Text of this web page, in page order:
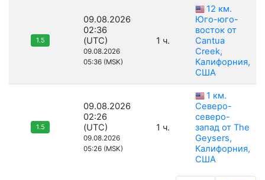
1.5
09.08.2026
02:36
(UTC)
09.08.2026
05:36 (MSK)
1 ч.
12 км.
Юго-юго-
восток от
Cantua
Creek,
Калифорния,
США
1.5
09.08.2026
02:26
(UTC)
09.08.2026
05:26 (MSK)
1 ч.
1 км.
Северо-
северо-
запад от The
Geysers,
Калифорния,
США